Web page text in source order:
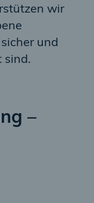
wir
und
sind.
–